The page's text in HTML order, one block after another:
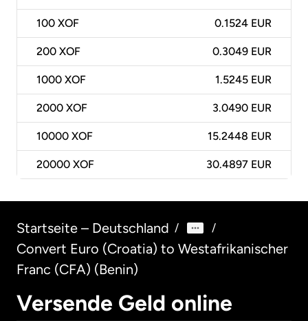
100 XOF 0.1524 EUR
200 XOF 0.3049 EUR
1000 XOF 1.5245 EUR
2000 XOF 3.0490 EUR
10000 XOF 15.2448 EUR
20000 XOF 30.4897 EUR
Startseite – Deutschland / /
Convert Euro (Croatia) to Westafrikanischer
Franc (CFA) (Benin)
Versende Geld online